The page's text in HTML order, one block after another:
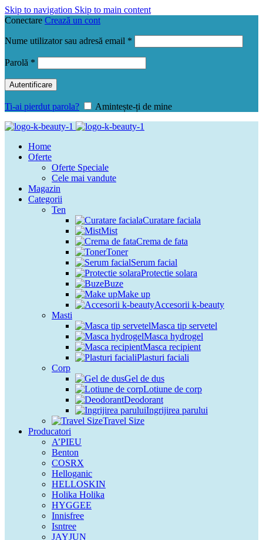
Skip to navigation Skip to main content
Conectare Crează un cont
Nume utilizator sau adresă email *
Parolă *
Autentificare
Ti-ai pierdut parola? Amintește-ți de mine
Home
Oferte
Oferte Speciale
Cele mai vandute
Magazin
Categorii
Ten
Curatare faciala
Mist
Crema de fata
Toner
Serum facial
Protectie solara
Buze
Make up
Accesorii k-beauty
Masti
Masca tip servetel
Masca hydrogel
Masca recipient
Plasturi faciali
Corp
Gel de dus
Lotiune de corp
Deodorant
Ingrijirea parului
Travel Size
Producatori
A’PIEU
Benton
COSRX
Helloganic
HELLOSKIN
Holika Holika
HYGGEE
Innisfree
Isntree
JAYJUN